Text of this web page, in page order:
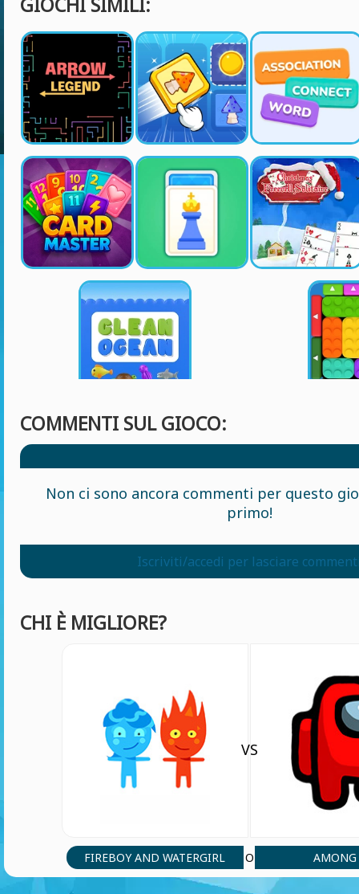
COMMENTI SUL GIOCO:
Non ci sono ancora commenti per questo
primo!
Iscriviti/accedi per lasciare
CHI È MIGLIORE?
FIREBOY AND WATERGIRL
VS
O AMONG